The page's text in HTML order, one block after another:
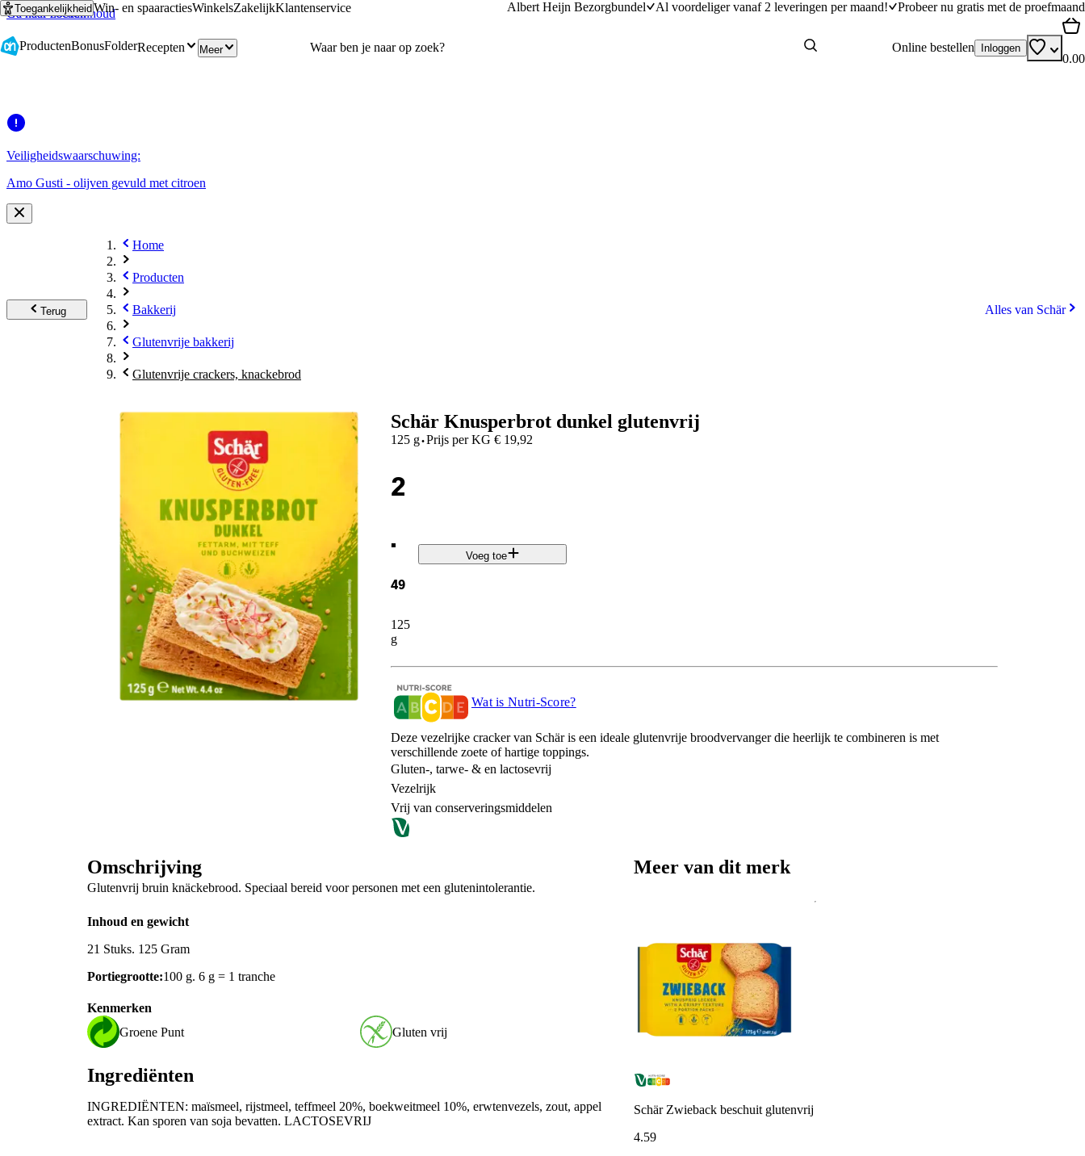
Ga naar hoofdinhoud
Ga naar zoeken
ToegankelijkheidWin- en spaaractiesWinkelsZakelijkKlantenservice Albert Heijn Bezorgbundel Al voordeliger vanaf 2 leveringen per maand! Probeer nu gratis met de proefmaand
ProductenBonusFolderRecepten Meer Online bestellen Inloggen
0.00
Veiligheidswaarschuwing:
Amo Gusti - olijven gevuld met citroen
Terug
Home
Producten
Bakkerij
Glutenvrije bakkerij
Glutenvrije crackers, knackebrod
Alles van Schär
Schär Knusperbrot dunkel glutenvrij
125 g·Prijs per KG € 19,92
2
.
49
125
g
Voeg toe
Wat is Nutri-Score?
Deze vezelrijke cracker van Schär is een ideale glutenvrije broodvervanger die heerlijk te combineren is met
verschillende zoete of hartige toppings.
Gluten-, tarwe- & en lactosevrij
Vezelrijk
Vrij van conserveringsmiddelen
Omschrijving
Glutenvrij bruin knäckebrood. Speciaal bereid voor personen met een glutenintolerantie.
Inhoud en gewicht
21 Stuks. 125 Gram
Portiegrootte:100 g. 6 g = 1 tranche
Kenmerken
Groene Punt
Gluten vrij
Ingrediënten
INGREDIËNTEN: maïsmeel, rijstmeel, teffmeel 20%, boekweitmeel 10%, erwtenvezels, zout, appel
extract. Kan sporen van soja bevatten. LACTOSEVRIJ
Meer van dit merk
Schär Zwieback beschuit glutenvrij
4.59